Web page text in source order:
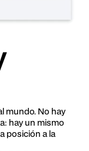
mundo. No hay
hay un mismo
posición a la